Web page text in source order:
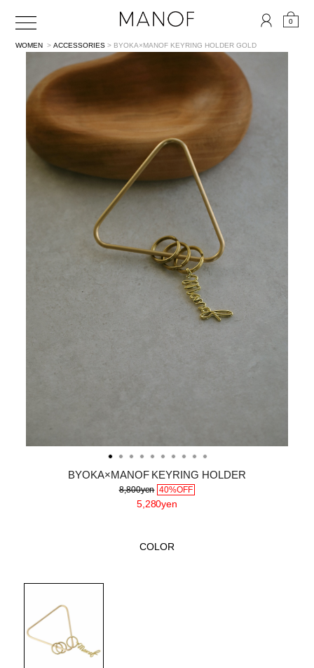
0
WOMEN >ACCESSORIES > BYOKA×MANOF KEYRING HOLDERGOLD
BYOKA×MANOF KEYRING HOLDER
8,800yen 40%OFF
5,280yen
COLOR